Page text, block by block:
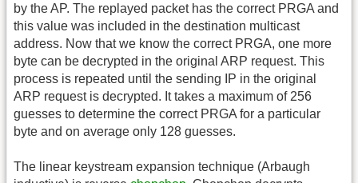
by the AP. The replayed packet has the correct PRGA and
this value was included in the destination multicast
address. Now that we know the correct PRGA, one more
byte can be decrypted in the original ARP request. This
process is repeated until the sending IP in the original
ARP request is decrypted. It takes a maximum of 256
guesses to determine the correct PRGA for a particular
byte and on average only 128 guesses.
The linear keystream expansion technique (Arbaugh